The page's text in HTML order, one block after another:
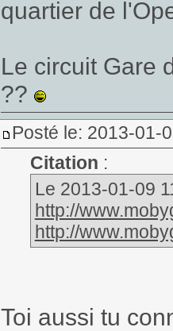
quartier de
Le circuit Gare
??
Posté le: 2013-01-
Citation :
Le 2013-01-09
http://
http://
Toi aussi tu